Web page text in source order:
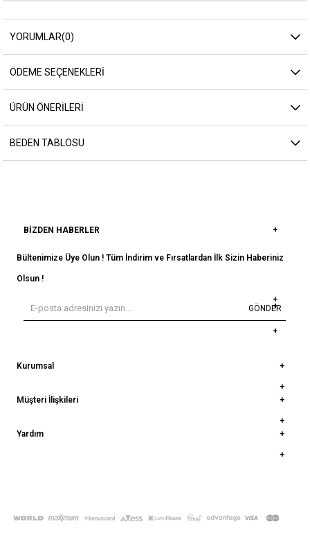
YORUMLAR(0)
ÖDEME SEÇENEKLERI
ÜRÜN ÖNERILERI
BEDEN TABLOSU
BIZDEN HABERLER
Bültenimize Üye Olun ! Tüm İndirim ve Fırsatlardan İlk Sizin Haberiniz
Olsun !
GÖNDER
Kurumsal
Müşteri İlişkileri
Yardım